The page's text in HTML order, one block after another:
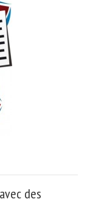
des